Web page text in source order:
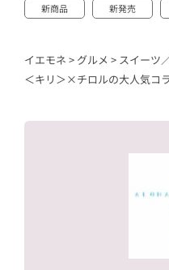
新商品 新発売
イエモネ > グルメ > スイーツ
＜キリ＞×チロルの大人気コ